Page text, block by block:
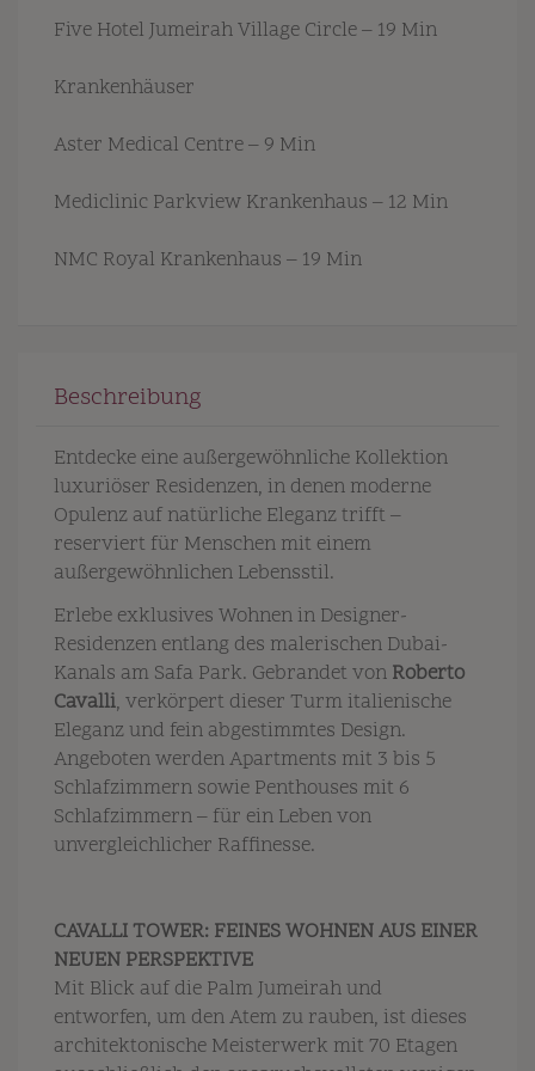
Five Hotel Jumeirah Village Circle – 19 Min
Krankenhäuser
Aster Medical Centre – 9 Min
Mediclinic Parkview Krankenhaus – 12 Min
NMC Royal Krankenhaus – 19 Min
Beschreibung
Entdecke eine außergewöhnliche Kollektion
luxuriöser Residenzen, in denen moderne
Opulenz auf natürliche Eleganz trifft –
reserviert für Menschen mit einem
außergewöhnlichen Lebensstil.
Erlebe exklusives Wohnen in Designer-
Residenzen entlang des malerischen Dubai-
Kanals am Safa Park. Gebrandet von Roberto
Cavalli, verkörpert dieser Turm italienische
Eleganz und fein abgestimmtes Design.
Angeboten werden Apartments mit 3 bis 5
Schlafzimmern sowie Penthouses mit 6
Schlafzimmern – für ein Leben von
unvergleichlicher Raffinesse.
CAVALLI TOWER: FEINES WOHNEN AUS EINER
NEUEN PERSPEKTIVE
Mit Blick auf die Palm Jumeirah und
entworfen, um den Atem zu rauben, ist dieses
architektonische Meisterwerk mit 70 Etagen